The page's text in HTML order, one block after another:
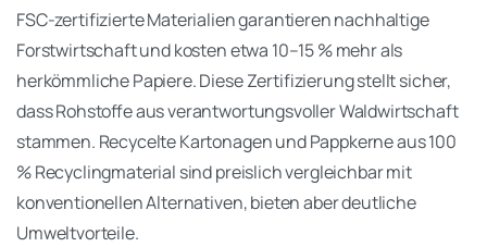
FSC-zertifizierte Materialien garantieren nachhaltige
Forstwirtschaft und kosten etwa 10–15 % mehr als
herkömmliche Papiere. Diese Zertifizierung stellt sicher,
dass Rohstoffe aus verantwortungsvoller Waldwirtschaft
stammen. Recycelte Kartonagen und Pappkerne aus 100
% Recyclingmaterial sind preislich vergleichbar mit
konventionellen Alternativen, bieten aber deutliche
Umweltvorteile.